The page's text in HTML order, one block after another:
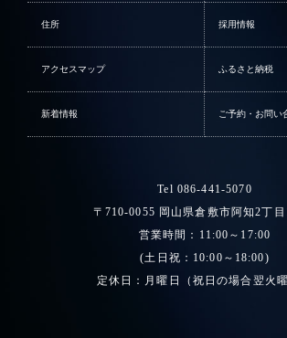
住所 採用情報
アクセスマップ ふるさと納税
新着情報 ご予約・お問い
Tel 086-441-5070
〒710-0055 岡山県倉敷市阿知2丁目
営業時間：11:00～17:00
(土日祝：10:00～18:00)
定休日：月曜日（祝日の場合翌火曜